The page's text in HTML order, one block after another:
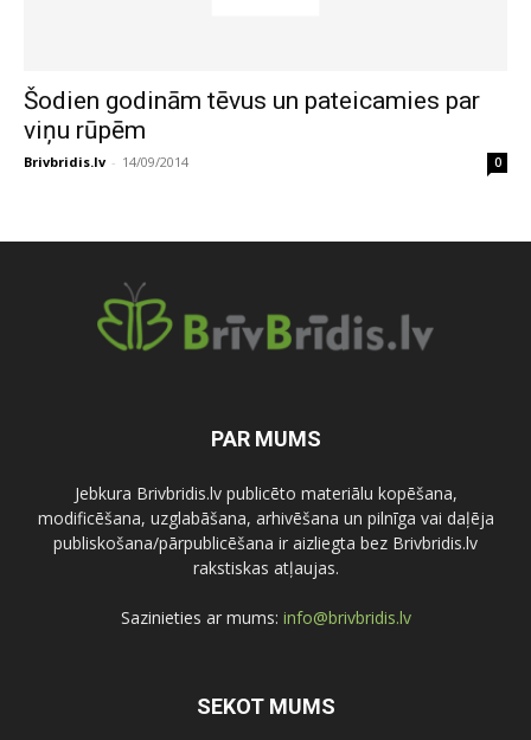
Šodien godinām tēvus un pateicamies par
viņu rūpēm
Brivbridis.lv - 14/09/2014 0
PAR MUMS
Jebkura Brivbridis.lv publicēto materiālu kopēšana,
modificēšana, uzglabāšana, arhivēšana un pilnīga vai daļēja
publiskošana/pārpublicēšana ir aizliegta bez Brivbridis.lv
rakstiskas atļaujas.
Sazinieties ar mums: info@brivbridis.lv
SEKOT MUMS